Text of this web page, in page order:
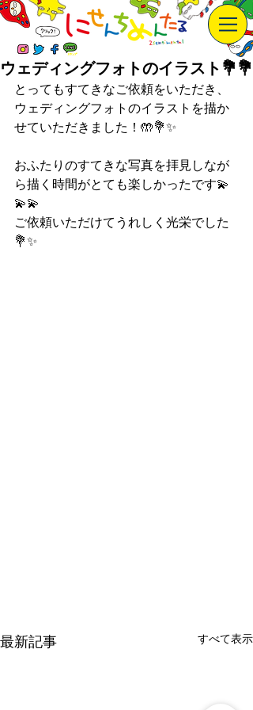
ウェディングフォトのイラスト💐💐
とってもすてきなご依頼をいただき、
ウェディングフォトのイラストを描か
せていただきました！🤲💐✨
おふたりのすてきな写真を拝見しなが
ら描く時間がとても楽しかったです💫
💫💫
ご依頼いただけてうれしく光栄でした
💐✨
最新記事 すべて表示